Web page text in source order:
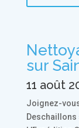
sur
11 août
Joignez-
Deschaillons